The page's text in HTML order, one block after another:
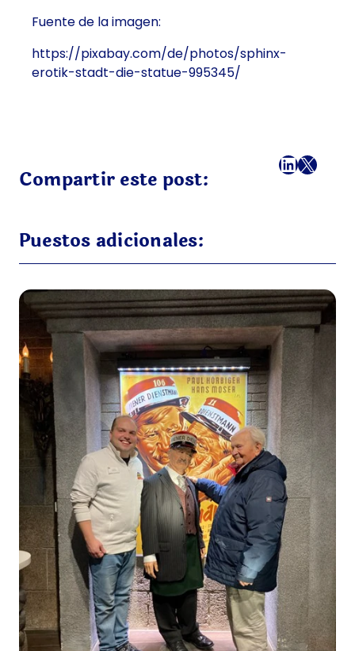
Fuente de la imagen:
https://pixabay.com/de/photos/sphinx-
erotik-stadt-die-statue-995345/
Compartir este post:
Facebook
LinkedIn
X
Puestos adicionales: